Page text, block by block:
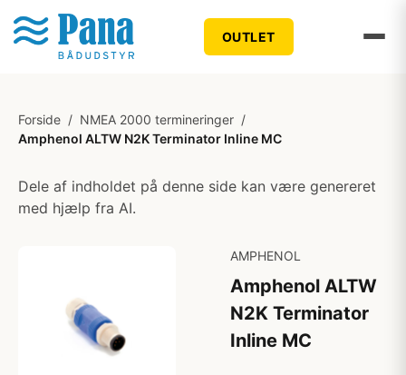
OUTLET
Forside / NMEA 2000 termineringer /
Amphenol ALTW N2K Terminator Inline MC
Dele af indholdet på denne side kan være genereret
med hjælp fra AI.
AMPHENOL
Amphenol ALTW
N2K Terminator
Inline MC